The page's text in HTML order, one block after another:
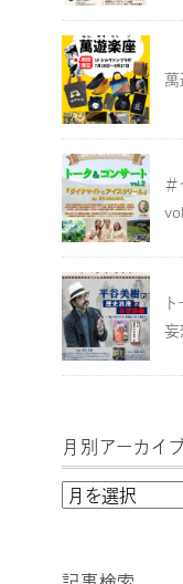
萬
＃
妄
月別アーカイ
月